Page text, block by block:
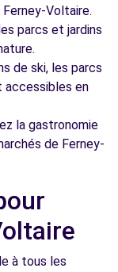
Voltaire.
parcs et jardins
de ski, les parcs
accessibles en
la gastronomie
de Ferney-
à tous les